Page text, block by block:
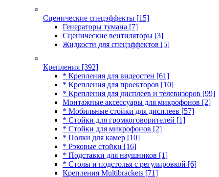
Сценические спецэффекты [15]
Генераторы тумана [7]
Сценические вентиляторы [3]
Жидкости для спецэффектов [5]
Крепления [392]
* Крепления для видеостен [61]
* Крепления для проекторов [10]
* Крепления для дисплеев и телевизоров [99]
Монтажные аксессуары для микрофонов [2]
* Мобильные стойки для дисплеев [57]
* Стойки для громкоговорителей [1]
* Стойки для микрофонов [2]
* Полки для камер [10]
* Рэковые стойки [16]
* Подставки для наушников [1]
* Столы и подстолья с регулировкой [6]
Крепления Multibrackets [71]